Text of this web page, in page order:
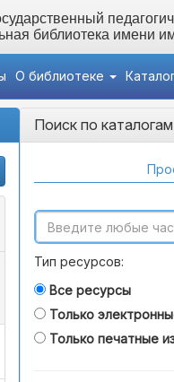
библиотека имени
О библиотеке
Поиск по каталогам
Тип ресурсов:
Все ресурсы
Только
Только печатные